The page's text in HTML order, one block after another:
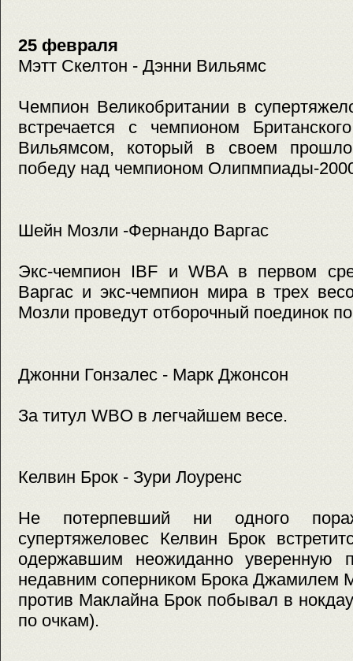
25 февраля
Мэтт Скелтон - Дэнни Вильямс
Чемпион Великобритании в
встречается с чемпионом
Вильямсом, который в своем
победу над чемпионом Олипмпиады-
Шейн Мозли -Фернандо Варгас
Экс-чемпион IBF и WBA в первом
Варгас и экс-чемпион мира в трех
Мозли проведут отборочный поединок
Джонни Гонзалес - Марк Джонсон
За титул WBO в легчайшем весе.
Келвин Брок - Зури Лоуренс
Не потерпевший ни одного
супертяжеловес Келвин Брок
одержавшим неожиданно уверенную
недавним соперником Брока Джамилем
против Маклайна Брок побывал в
по очкам).